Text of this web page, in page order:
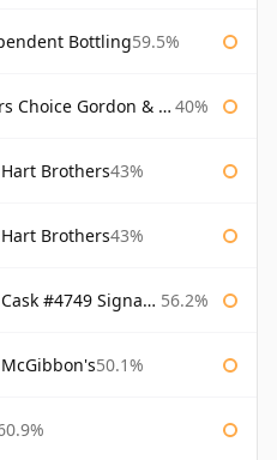
Bottling59.5%
Gordon & Macphail 40%
Brothers43%
Brothers43%
#4749 Signatory 56.2%
50.1%